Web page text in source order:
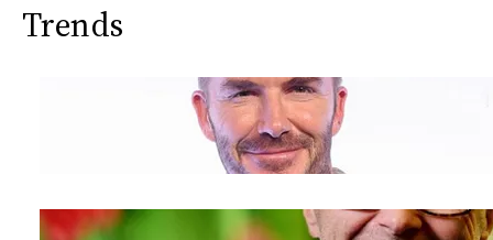
Trends